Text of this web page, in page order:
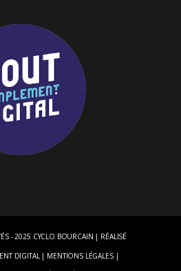
- 2025 CYCLO BOURCAIN | RÉALISÉ
DIGITAL | MENTIONS LÉGALES|